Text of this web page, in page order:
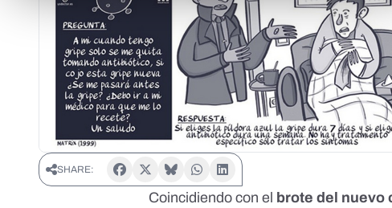
SHARE:
Coincidiendo con el brote del nuevo